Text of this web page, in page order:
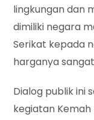
lingkungan dan
dimiliki negara
Serikat kepada
harganya
Dialog publik ini
kegiatan Kemah